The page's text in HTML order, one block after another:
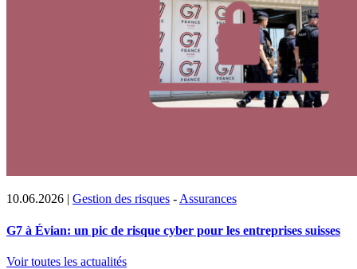
10.06.2026 | Gestion des risques - Assurances
G7 à Évian: un pic de risque cyber pour les entreprises suisses
Voir toutes les actualités